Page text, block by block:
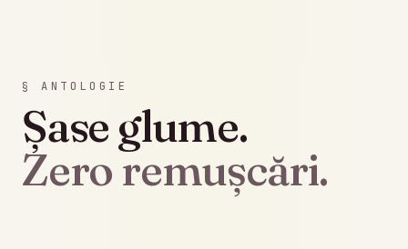
§ ANTOLOGIE
Șase glume.
Zero remușcări.